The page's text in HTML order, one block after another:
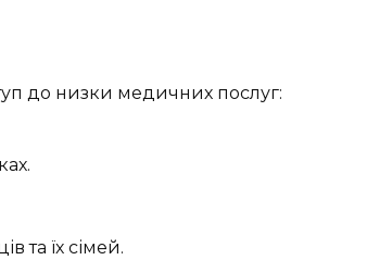
до низки медичних послуг:
та їх сімей.